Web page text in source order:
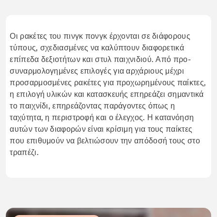
Οι ρακέτες του πινγκ πονγκ έρχονται σε διάφορους
τύπους, σχεδιασμένες να καλύπτουν διαφορετικά
επίπεδα δεξιοτήτων και στυλ παιχνιδιού. Από προ-
συναρμολογημένες επιλογές για αρχάριους μέχρι
προσαρμοσμένες ρακέτες για προχωρημένους παίκτες,
η επιλογή υλικών και κατασκευής επηρεάζει σημαντικά
το παιχνίδι, επηρεάζοντας παράγοντες όπως η
ταχύτητα, η περιστροφή και ο έλεγχος. Η κατανόηση
αυτών των διαφορών είναι κρίσιμη για τους παίκτες
που επιθυμούν να βελτιώσουν την απόδοσή τους στο
τραπέζι.